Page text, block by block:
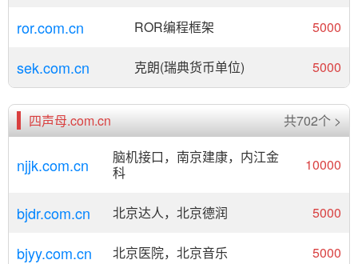
ror.com.cn ROR编程框架 5000
sek.com.cn 克朗(瑞典货币单位) 5000
四声母.com.cn 共702个 >
njjk.com.cn
脑机接口，南京建康，内江金
科
10000
bjdr.com.cn 北京达人，北京德润 5000
bjyy.com.cn 北京医院，北京音乐 5000